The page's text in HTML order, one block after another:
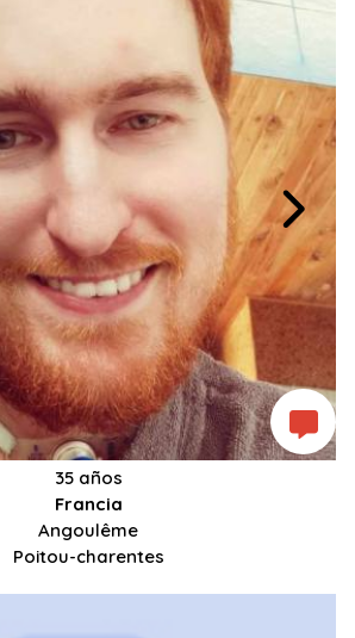
35 años
Francia
Angoulême
Poitou-charentes